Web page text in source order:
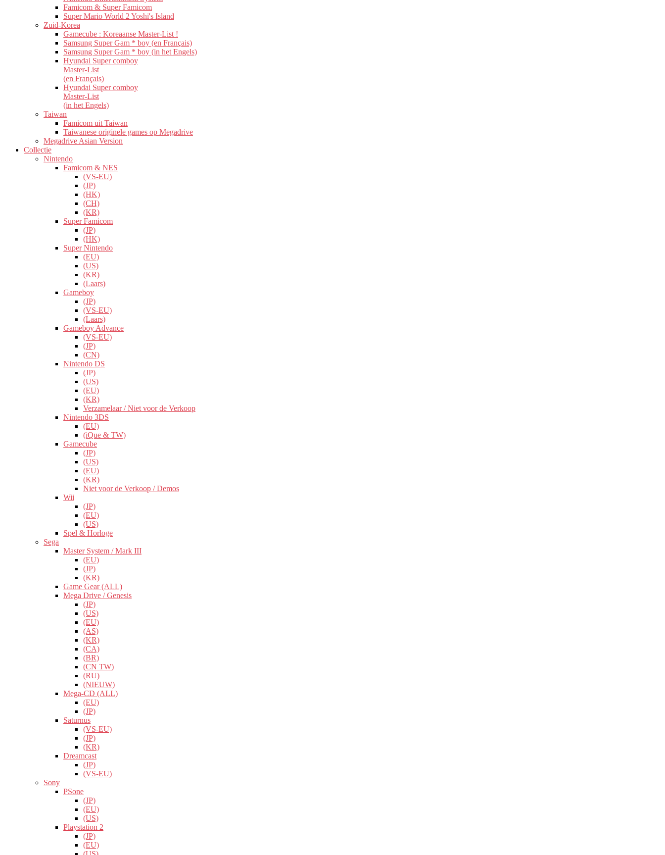
Famicom & Super Famicom
Super Mario World 2 Yoshi's Island
Zuid-Korea
Gamecube : Koreaanse Master-List !
Samsung Super Gam * boy (en Français)
Samsung Super Gam * boy (in het Engels)
Hyundai Super comboy
Master-List
(en Français)
Hyundai Super comboy
Master-List
(in het Engels)
Taiwan
Famicom uit Taiwan
Taiwanese originele games op Megadrive
Megadrive Asian Version
Collectie
Nintendo
Famicom & NES
(VS-EU)
(JP)
(HK)
(CH)
(KR)
Super Famicom
(JP)
(HK)
Super Nintendo
(EU)
(US)
(KR)
(Laars)
Gameboy
(JP)
(VS-EU)
(Laars)
Gameboy Advance
(VS-EU)
(JP)
(CN)
Nintendo DS
(JP)
(US)
(EU)
(KR)
Verzamelaar / Niet voor de Verkoop
Nintendo 3DS
(EU)
(iQue & TW)
Gamecube
(JP)
(US)
(EU)
(KR)
Niet voor de Verkoop / Demos
Wii
(JP)
(EU)
(US)
Spel & Horloge
Sega
Master System / Mark III
(EU)
(JP)
(KR)
Game Gear (ALL)
Mega Drive / Genesis
(JP)
(US)
(EU)
(AS)
(KR)
(CA)
(BR)
(CN TW)
(RU)
(NIEUW)
Mega-CD (ALL)
(EU)
(JP)
Saturnus
(VS-EU)
(JP)
(KR)
Dreamcast
(JP)
(VS-EU)
Sony
PSone
(JP)
(EU)
(US)
Playstation 2
(JP)
(EU)